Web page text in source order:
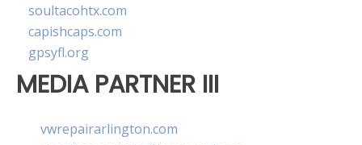
soultacohtx.com
capishcaps.com
gpsyfl.org
MEDIA PARTNER III
vwrepairarlington.com